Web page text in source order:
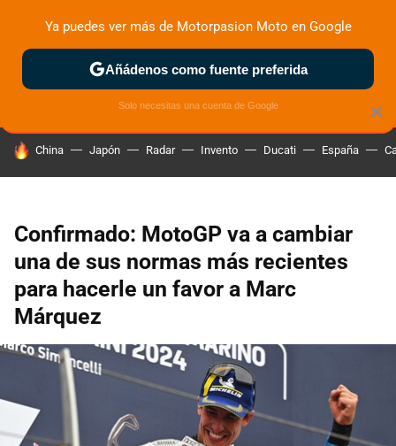
ZONA DE PRUEBAS DEPORTIVAS MOTOS ELÉCTRICAS
HOY SE HABLA DE
China Japón Radar Invento Ducati España
Confirmado: MotoGP va a cambiar
una de sus normas más recientes
para hacerle un favor a Marc
Márquez
×
Ya puedes ver más de Motorpasion Moto en Google
Añádenos como fuente preferida
Solo necesitas una cuenta de Google